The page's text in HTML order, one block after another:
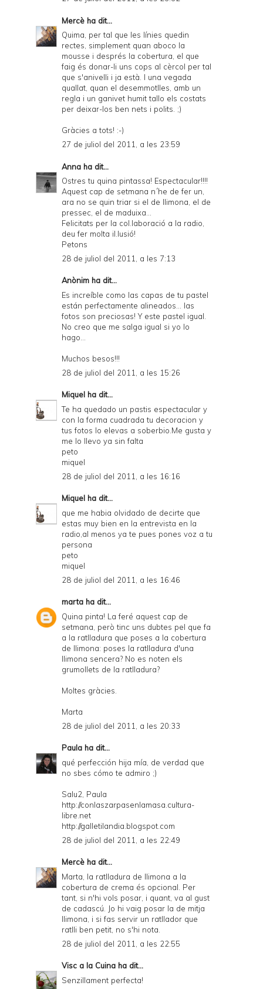
Mercè ha dit...
Quima, per tal que les línies quedin
rectes, simplement quan aboco la
mousse i després la cobertura, el que
faig és donar-li uns cops al cèrcol per tal
que s'anivelli i ja està. I una vegada
quallat, quan el desemmotlles, amb un
regla i un ganivet humit tallo els costats
per deixar-los ben nets i polits. ;)
Gràcies a tots! :-)
27 de juliol del 2011, a les 23:59
Anna ha dit...
Ostres tu quina pintassa! Espectacular!!!!
Aquest cap de setmana n´he de fer un,
ara no se quin triar si el de llimona, el de
pressec, el de maduixa...
Felicitats per la col.laboració a la radio,
deu fer molta il.lusió!
Petons
28 de juliol del 2011, a les 7:13
Anònim ha dit...
Es increíble como las capas de tu pastel
están perfectamente alineados... las
fotos son preciosas! Y este pastel igual.
No creo que me salga igual si yo lo
hago...
Muchos besos!!!
28 de juliol del 2011, a les 15:26
Miquel ha dit...
Te ha quedado un pastis espectacular y
con la forma cuadrada tu decoracion y
tus fotos lo elevas a soberbio.Me gusta y
me lo llevo ya sin falta
peto
miquel
28 de juliol del 2011, a les 16:16
Miquel ha dit...
que me habia olvidado de decirte que
estas muy bien en la entrevista en la
radio,al menos ya te pues pones voz a tu
persona
peto
miquel
28 de juliol del 2011, a les 16:46
marta ha dit...
Quina pinta! La feré aquest cap de
setmana, però tinc uns dubtes pel que fa
a la ratlladura que poses a la cobertura
de llimona: poses la ratlladura d'una
llimona sencera? No es noten els
grumollets de la ratlladura?
Moltes gràcies.
Marta
28 de juliol del 2011, a les 20:33
Paula ha dit...
qué perfección hija mía, de verdad que
no sbes cómo te admiro ;)
Salu2, Paula
http://conlaszarpasenlamasa.cultura-
libre.net
http://galletilandia.blogspot.com
28 de juliol del 2011, a les 22:49
Mercè ha dit...
Marta, la ratlladura de llimona a la
cobertura de crema és opcional. Per
tant, si n'hi vols posar, i quant, va al gust
de cadascú. Jo hi vaig posar la de mitja
llimona, i si fas servir un ratllador que
ratlli ben petit, no s'hi nota.
28 de juliol del 2011, a les 22:55
Visc a la Cuina ha dit...
Senzillament perfecta!